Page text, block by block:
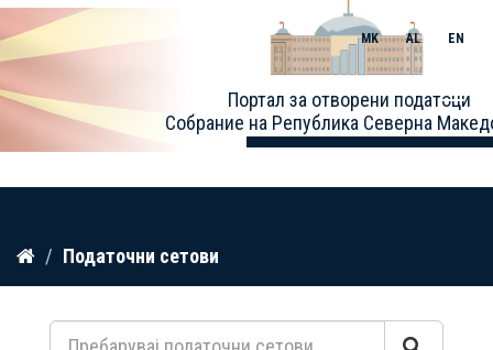
Прескокнете
содржина
Портал за отворени податоци
Собрание на Република Северна
MK AL EN
Toggle
Податочни сетови